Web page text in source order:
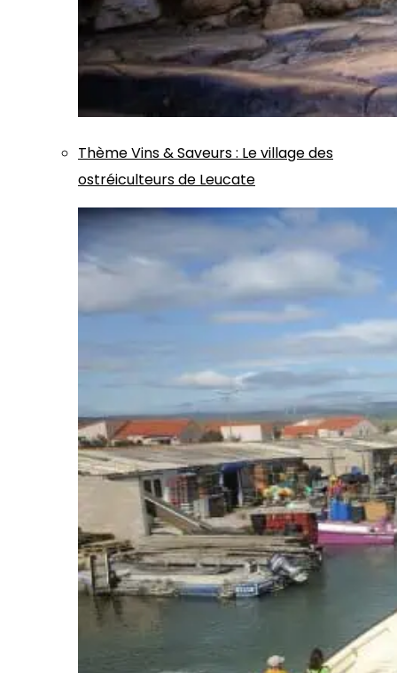
ThèmeVins & Saveurs: Le village des
ostréiculteurs de Leucate